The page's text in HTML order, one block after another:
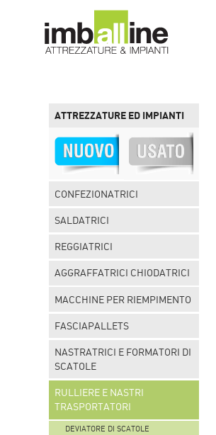
ATTREZZATURE ED IMPIANTI
CONFEZIONATRICI
SALDATRICI
REGGIATRICI
AGGRAFFATRICI CHIODATRICI
MACCHINE PER RIEMPIMENTO
FASCIAPALLETS
NASTRATRICI E FORMATORI DI
SCATOLE
RULLIERE E NASTRI
TRASPORTATORI
DEVIATORE DI SCATOLE